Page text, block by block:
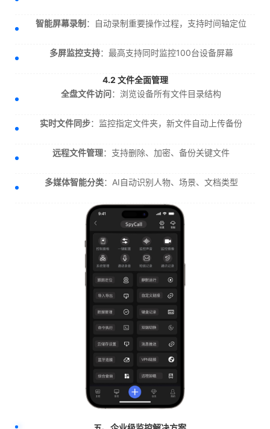
智能屏幕录制 ：自动录制重要操作过程，支持时间轴定位
多屏监控支持：最高支持同时监控100台设备屏幕
4.2 文件全面管理
全盘文件访问：浏览设备所有文件目录结构
实时文件同步：监控指定文件夹，新文件自动上传备份
远程文件管理：支持删除、加密、备份关键文件
多媒体智能分类：AI自动识别人物、场景、文档类型